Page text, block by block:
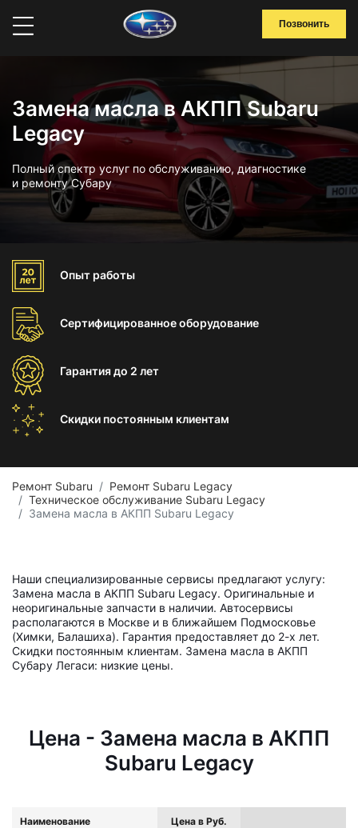
Позвонить
Замена масла в АКПП Subaru
Legacy
Полный спектр услуг по обслуживанию, диагностике
и ремонту Субару
Опыт работы
Сертифицированноеоборудование
Гарантиядо 2 лет
Скидки постоянным клиентам
Ремонт Subaru
Ремонт Subaru Legacy
Техническое обслуживание Subaru Legacy
Замена масла в АКПП Subaru Legacy
Наши специализированные сервисы предлагают услугу:
Замена масла в АКПП Subaru Legacy. Оригинальные и
неоригинальные запчасти в наличии. Автосервисы
располагаются в Москве и в ближайшем Подмосковье
(Химки, Балашиха). Гарантия предоставляет до 2-х лет.
Скидки постоянным клиентам. Замена масла в АКПП
Субару Легаси: низкие цены.
Цена - Замена масла в АКПП
Subaru Legacy
Наименование Цена в Руб.